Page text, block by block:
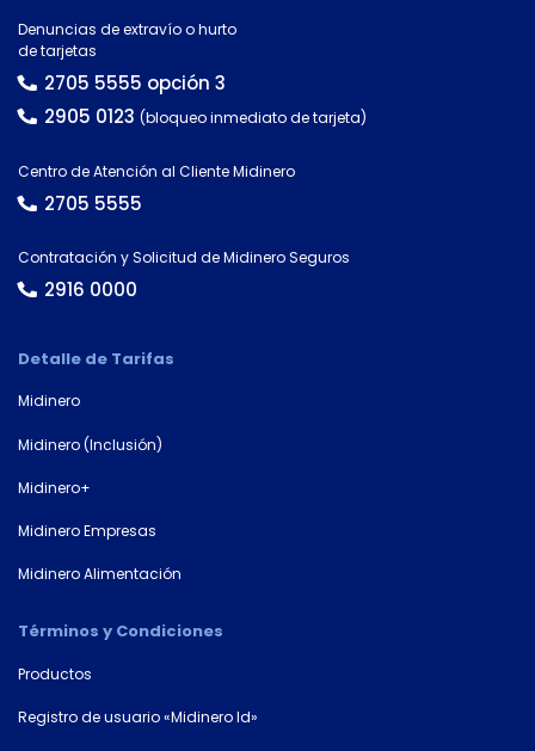
documento
documento*
Denuncias de extravío o hurto
de tarjetas
2705 5555 opción 3
2905 0123 (bloqueo inmediato de tarjeta)
Centro de Atención al Cliente Midinero
2705 5555
Contratación y Solicitud de Midinero Seguros
2916 0000
Detalle de Tarifas
Midinero
Midinero (Inclusión)
Midinero+
Midinero Empresas
Midinero Alimentación
Términos y Condiciones
Productos
Registro de usuario «Midinero Id»